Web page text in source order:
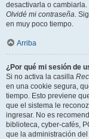
desactivarla o
Olvidé mi contraseña.
en muy poco tiempo.
Arriba
¿Por qué mi sesión de
Si no activa la casilla
en una cookie segura,
tiempo. Esto previene
que el sistema le
ingresar. No es
biblioteca, cyber-cafés,
que la administración